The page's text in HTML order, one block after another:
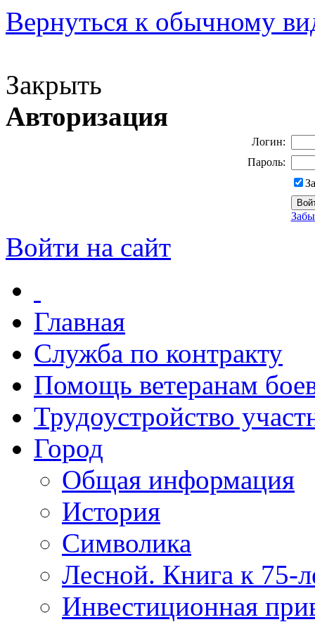
Вернуться к обычному
Закрыть
Авторизация
Логин:
Пароль:
Войти на сайт
Главная
Служба по контракту
Помощь ветеранам
Трудоустройство
Город
Общая информация
История
Символика
Лесной. Книга к 75-
Инвестиционная